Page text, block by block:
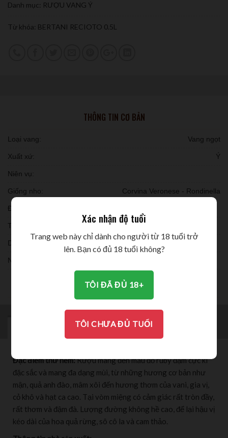
Danh mục: RƯỢU VANG Ý
Từ khóa: BERTANI RECIOTO 0.5L
THÔNG TIN CƠ BẢN
Loại vang: Vang ngọt
Xuất xứ: Ý
Niên vụ:
Giống nho: Corvina Veronese - Rondinella
Đóng chai:
Thời gian ủ:
Dung tích:
Nồng độ:
THƯỞNG THỨC
BRAND
Đặc điểm thử nếm:Rượu mang đến màu đỏ ruby đạm cực kì
đặc sắc và mang đa dạng mùi, từ những hương cơ bản như
mận, quả anh đào, mâm xôi đến hương thơm của vani, gia vị,
cỏ khô và hạt ca cao. Tại vòm miệng có cảm giác rất tròn đầy,
rất thơm và đậm đà. Lượng đường không hề cao, để lại hậu vị
kéo dài của hoa quả rừng, sô cô la và cam thảo.
Xác nhận độ tuổi
Trang web này chỉ dành cho người từ 18 tuổi trở
lên. Bạn có đủ 18 tuổi không?
TÔI ĐÃ ĐỦ 18+
TÔI CHƯA ĐỦ TUỔI